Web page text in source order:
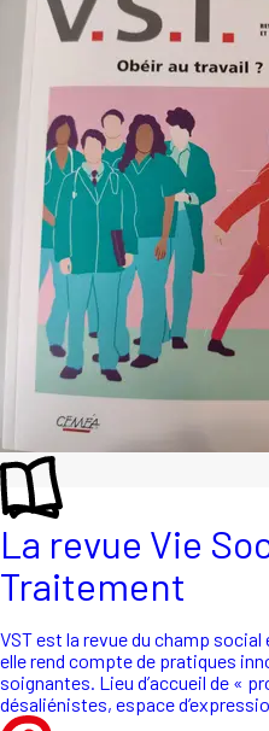
La revue Vie
Traitement
VST est la revue du champ
elle rend compte de pratiques
soignantes. Lieu d’accueil de «
désaliénistes, espace